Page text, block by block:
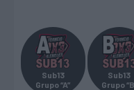
Sub13
Grupo “A”
Sub13
Grupo